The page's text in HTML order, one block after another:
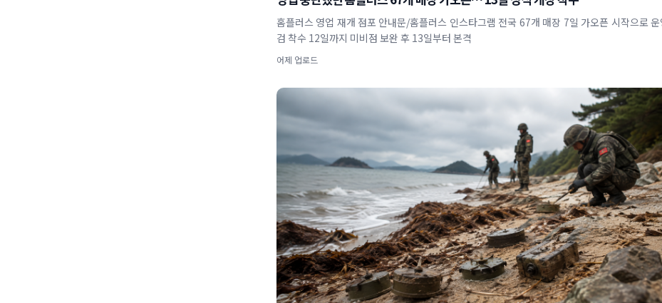
홈플러스 영업 재개 점포 안내문/홈플러스 인스타그램 전국 67개 매장 7일 가오픈 시작으로 운영 점
검 착수 12일까지 미비점 보완 후 13일부터 본격
어제 업로드